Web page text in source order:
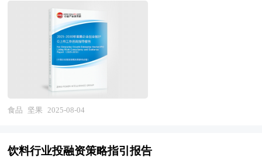
对行业在产品方面提供了参考建议和具体解决办
法。报告对于茶油产品生产企业、经销商、行业管
理部门以及拟进入该行业的投资者具有重要的参考
价值，对于研究我国茶油行业发展规律、提高企业
的运营效率、促进企业的发展壮大有学术和实践的
双重意义。
赢得了消费者的信任和市场份额。同时，小型独立
烘焙店也凭借其独特的创意、个性化的服务和对本
地市场的深入了解，逐渐崭露头角，形成了多元化
的市场格局。展望2025-2030年，中国烘焙行业将
进入一个新的发展阶段。技术创新将成为推动行业
发展的核心动力，烘焙企业将更加注重研发和应用
新技术、新工艺，以提升产品质量、降低生产成
趋势，企业将加大对健康烘焙食品的研发投入，推
果。 消费者对健康零食的需求推动了坚果行业的
发展，坚果因其丰富的营养成分（包括健康脂肪、
蛋白质以及必需的维生素和矿物质）而日益受到欢
迎。未来，坚果行业将更加注重品种多样化和功能
化，开发具有特定健康功能的坚果产品。 企业发
展到一定阶段就会遇到资金制约问题，而资本市场
模大、限制条件少等众多优势。由于资本市场融资
食品 坚果 2025-08-04
饮料行业投融资策略指引报告